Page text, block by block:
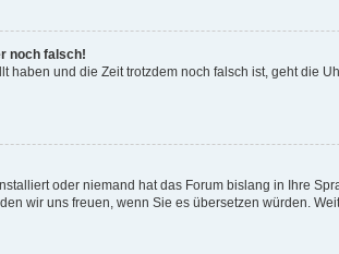
noch falsch!
und die Zeit trotzdem noch falsch ist, geht die
oder niemand hat das Forum bislang in Ihre
wir uns freuen, wenn Sie es übersetzen würden.